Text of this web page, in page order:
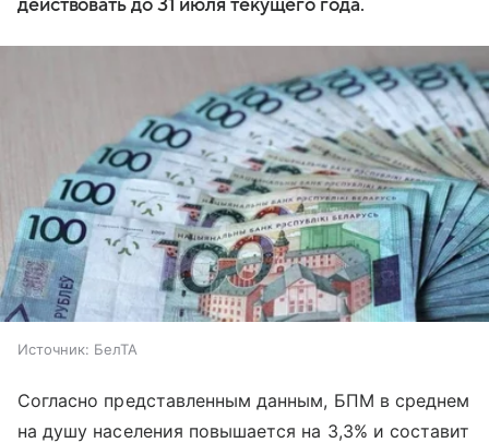
действовать до 31 июля текущего года.
Источник: БелТА
Согласно представленным данным, БПМ в среднем
на душу населения повышается на 3,3% и составит